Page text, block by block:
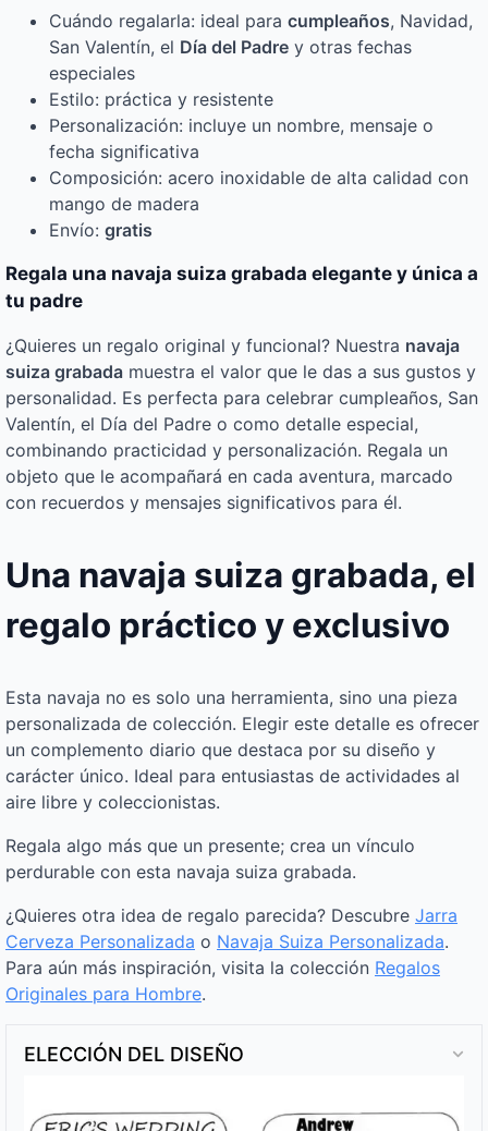
Cuándo regalarla: ideal para cumpleaños, Navidad,
San Valentín, el Día del Padre y otras fechas
especiales
Estilo: práctica y resistente
Personalización: incluye un nombre, mensaje o
fecha significativa
Composición: acero inoxidable de alta calidad con
mango de madera
Envío: gratis
Regala una navaja suiza grabada elegante y única a
tu padre
¿Quieres un regalo original y funcional? Nuestra navaja
suiza grabada muestra el valor que le das a sus gustos y
personalidad. Es perfecta para celebrar cumpleaños, San
Valentín, el Día del Padre o como detalle especial,
combinando practicidad y personalización. Regala un
objeto que le acompañará en cada aventura, marcado
con recuerdos y mensajes significativos para él.
Una navaja suiza grabada, el
regalo práctico y exclusivo
Esta navaja no es solo una herramienta, sino una pieza
personalizada de colección. Elegir este detalle es ofrecer
un complemento diario que destaca por su diseño y
carácter único. Ideal para entusiastas de actividades al
aire libre y coleccionistas.
Regala algo más que un presente; crea un vínculo
perdurable con esta navaja suiza grabada.
¿Quieres otra idea de regalo parecida? Descubre Jarra
Cerveza Personalizada o Navaja Suiza Personalizada.
Para aún más inspiración, visita la colección Regalos
Originales para Hombre.
ELECCIÓN DEL DISEÑO